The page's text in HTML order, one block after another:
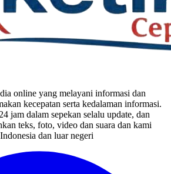
online yang melayani informasi dan
kecepatan serta kedalaman informasi.
jam dalam sepekan selalu update, dan
teks, foto, video dan suara dan kami
dan luar negeri